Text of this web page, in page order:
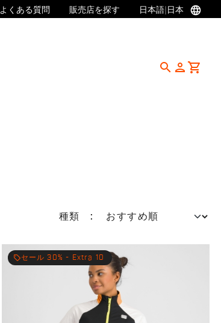
よくある質問 販売店を探す 日本語 日本 language
search person shopping_cart
種類 :
local_offerセール 30% - Extra 10